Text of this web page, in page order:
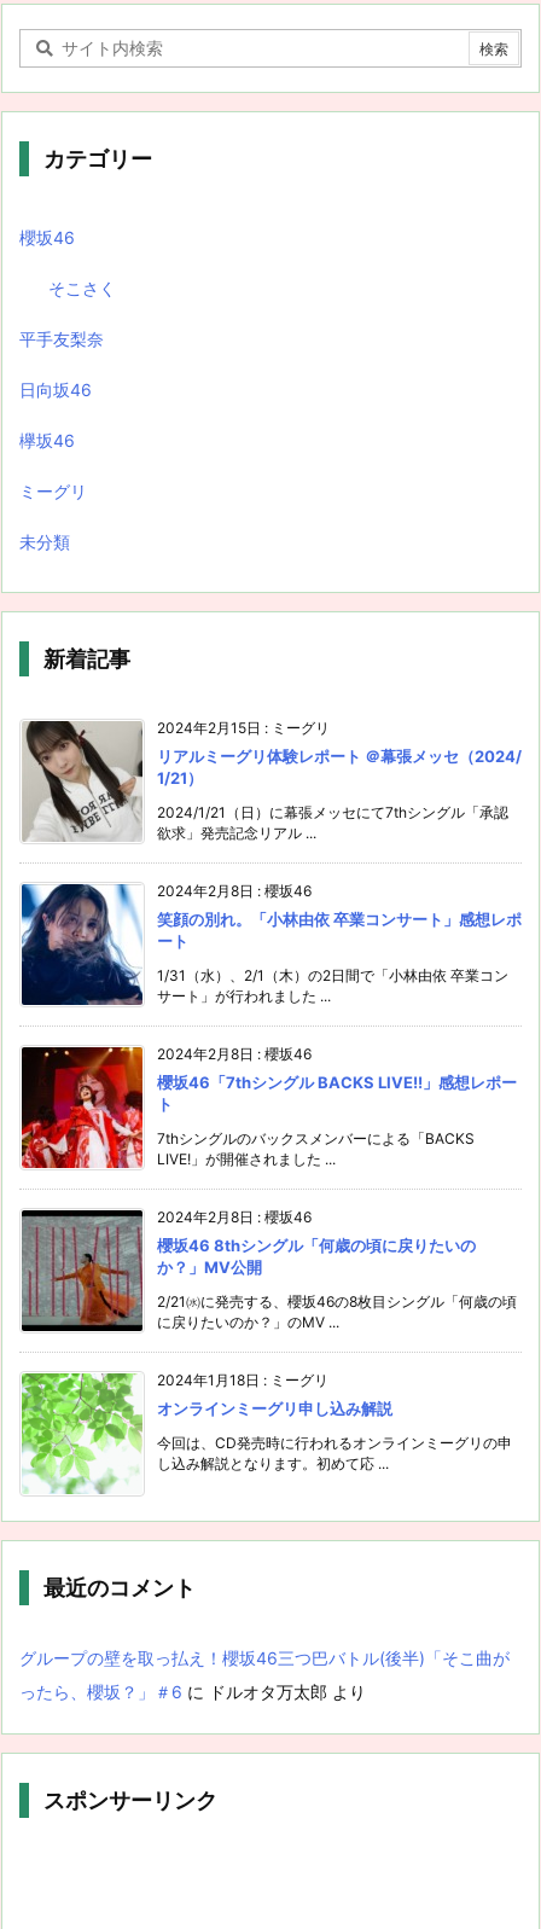
カテゴリー
櫻坂46
そこさく
平手友梨奈
日向坂46
欅坂46
ミーグリ
未分類
新着記事
2024年2月15日 : ミーグリ
リアルミーグリ体験レポート ＠幕張メッセ（2024/
1/21）
2024/1/21（日）に幕張メッセにて7thシングル「承認
欲求」発売記念リアル ...
2024年2月8日 : 櫻坂46
笑顔の別れ。「小林由依 卒業コンサート」感想レポ
ート
1/31（水）、2/1（木）の2日間で「小林由依 卒業コン
サート」が行われました ...
2024年2月8日 : 櫻坂46
櫻坂46「7thシングル BACKS LIVE!!」感想レポー
ト
7thシングルのバックスメンバーによる「BACKS
LIVE!」が開催されました ...
2024年2月8日 : 櫻坂46
櫻坂46 8thシングル「何歳の頃に戻りたいの
か？」MV公開
2/21㈬に発売する、櫻坂46の8枚目シングル「何歳の頃
に戻りたいのか？」のMV ...
2024年1月18日 : ミーグリ
オンラインミーグリ申し込み解説
今回は、CD発売時に行われるオンラインミーグリの申
し込み解説となります。初めて応 ...
最近のコメント
グループの壁を取っ払え！櫻坂46三つ巴バトル(後半)「そこ曲が
ったら、櫻坂？」＃6 に ドルオタ万太郎 より
スポンサーリンク